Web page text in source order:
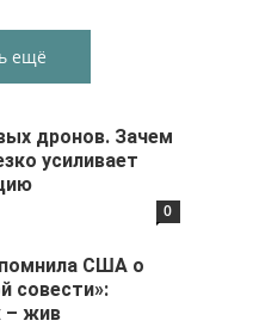
ещё
дронов. Зачем
усиливает
0
США о
совести»:
– жив